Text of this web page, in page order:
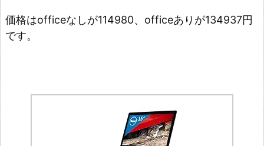
価格はofficeなしが114980、officeありが134937円
です。